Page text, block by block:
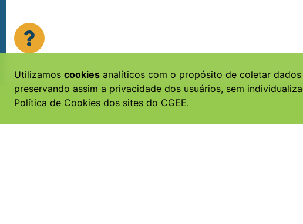
Utilizamos cookies analíticos com o propósito de coletar
preservando assim a privacidade dos usuários, sem
Política de Cookies dos sites do CGEE.